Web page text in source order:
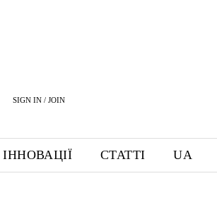
SIGN IN / JOIN
ІННОВАЦІЇ СТАТТІ UA